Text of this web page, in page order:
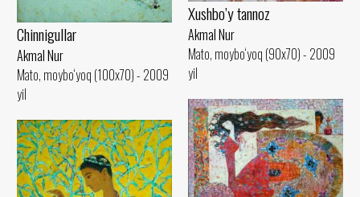
Chinnigullar
Akmal Nur
Mato, moybo‘yoq (100x70) - 2009
yil
Xushbo’y tannoz
Akmal Nur
Mato, moybo‘yoq (90x70) - 2009
yil